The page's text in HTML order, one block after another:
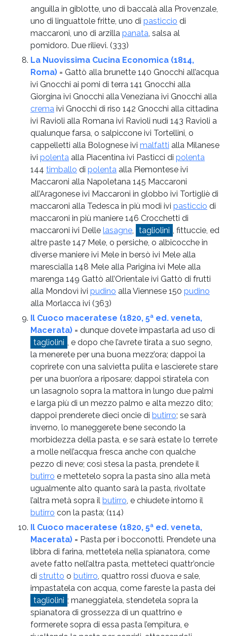
anguilla in giblotte, uno di baccalà alla Provenzale,
uno di linguattole fritte, uno di pasticcio di
maccaroni, uno di arzilla panata, salsa al
pomidoro. Due rilievi. (333)
La Nuovissima Cucina Economica (1814,
Roma) = Gattò alla brunette 140 Gnocchi all’acqua
ivi Gnocchi ai pomi di terra 141 Gnocchi alla
Giorgina ivi Gnocchi alla Veneziana ivi Gnocchi alla
crema ivi Gnocchi di riso 142 Gnocchi alla cittadina
ivi Ravioli alla Romana ivi Ravioli nudi 143 Ravioli a
qualunque farsa, o salpiccone ivi Tortellini, o
cappelletti alla Bolognese ivi malfatti alla Milanese
ivi polenta alla Piacentina ivi Pasticci di polenta
144 timballo di polenta alla Piemontese ivi
Maccaroni alla Napoletana 145 Maccaroni
all’Aragonese ivi Maccaroni in globbo ivi Tortigliè di
maccaroni alla Tedesca in più modi ivi pasticcio di
maccaroni in più maniere 146 Crocchetti di
maccaroni ivi Delle lasagne, tagliolini , fittuccie, ed
altre paste 147 Mele, o persiche, o albicocche in
diverse maniere ivi Mele in bersò ivi Mele alla
marescialla 148 Mele alla Parigina ivi Mele alla
marenga 149 Gattò all’Orientale ivi Gattò di frutti
alla Mondovì ivi pudino alla Viennese 150 pudino
alla Morlacca ivi (363)
Il Cuoco maceratese (1820, 5ª ed. veneta,
Macerata) = dunque dovete impastarla ad uso di
tagliolini , e dopo che l’avrete tirata a suo segno,
la menerete per una buona mezz’ora; dappoi la
coprirete con una salvietta pulita e lascierete stare
per una buon’ora a riposare; dappoi stiratela con
un lasagnolo sopra la mattora in lungo due palmi
e larga più di un mezzo palmo e alta mezzo dito;
dappoi prenderete dieci oncie di butirro; se sarà
inverno, lo maneggerete bene secondo la
morbidezza della pasta, e se sarà estate lo terrete
a molle nell’acqua fresca anche con qualche
pezzo di neve; così stesa la pasta, prendete il
butirro e mettetelo sopra la pasta sino alla metà
ugualmente alto quanto sarà la pasta, rivoltate
l’altra metà sopra il butirro, e chiudete intorno il
butirro con la pasta; (114)
Il Cuoco maceratese (1820, 5ª ed. veneta,
Macerata) = Pasta per i bocconotti. Prendete una
libbra di farina, mettetela nella spianatora, come
avete fatto nell’altra pasta, metteteci quattr’oncie
di strutto o butirro, quattro rossi d’uova e sale,
impastatela con acqua, come fareste la pasta dei
tagliolini ; maneggiatela, stendetela sopra la
spianatora di grossezza di un quattrino e
formerete sopra di essa pasta l’empitura, e